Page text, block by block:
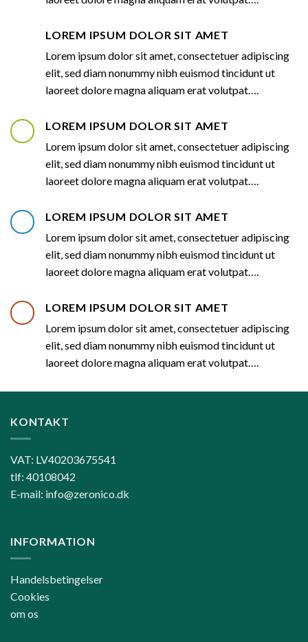
LOREM IPSUM DOLOR SIT AMET
Lorem ipsum dolor sit amet, consectetuer adipiscing
elit, sed diam nonummy nibh euismod tincidunt ut
laoreet dolore magna aliquam erat volutpat….
LOREM IPSUM DOLOR SIT AMET
Lorem ipsum dolor sit amet, consectetuer adipiscing
elit, sed diam nonummy nibh euismod tincidunt ut
laoreet dolore magna aliquam erat volutpat….
LOREM IPSUM DOLOR SIT AMET
Lorem ipsum dolor sit amet, consectetuer adipiscing
elit, sed diam nonummy nibh euismod tincidunt ut
laoreet dolore magna aliquam erat volutpat….
LOREM IPSUM DOLOR SIT AMET
Lorem ipsum dolor sit amet, consectetuer adipiscing
elit, sed diam nonummy nibh euismod tincidunt ut
laoreet dolore magna aliquam erat volutpat….
KONTAKT
VAT: LV40203675541
tlf: 40108042
E-mail: info@zeronico.dk
INFORMATION
Handelsbetingelser
Cookies
om os